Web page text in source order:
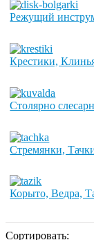
Режущий
Крестики,
Столярно
Стремянки,
Корыто, Ведра,
Сортировать: